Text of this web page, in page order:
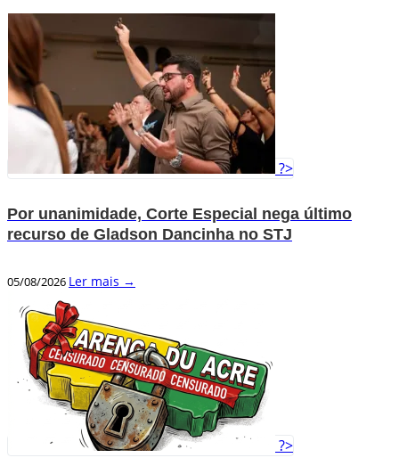
?>
Por unanimidade, Corte Especial nega último
recurso de Gladson Dancinha no STJ
05/08/2026 Ler mais →
?>